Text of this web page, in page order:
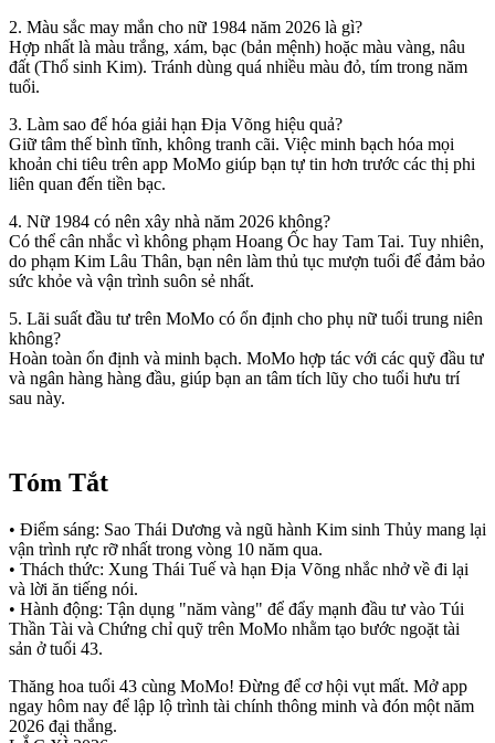
2. Màu sắc may mắn cho nữ 1984 năm 2026 là gì?
Hợp nhất là màu trắng, xám, bạc (bản mệnh) hoặc màu vàng, nâu
đất (Thổ sinh Kim). Tránh dùng quá nhiều màu đỏ, tím trong năm
tuổi.
3. Làm sao để hóa giải hạn Địa Võng hiệu quả?
Giữ tâm thế bình tĩnh, không tranh cãi. Việc minh bạch hóa mọi
khoản chi tiêu trên app MoMo giúp bạn tự tin hơn trước các thị phi
liên quan đến tiền bạc.
4. Nữ 1984 có nên xây nhà năm 2026 không?
Có thể cân nhắc vì không phạm Hoang Ốc hay Tam Tai. Tuy nhiên,
do phạm Kim Lâu Thân, bạn nên làm thủ tục mượn tuổi để đảm bảo
sức khỏe và vận trình suôn sẻ nhất.
5. Lãi suất đầu tư trên MoMo có ổn định cho phụ nữ tuổi trung niên
không?
Hoàn toàn ổn định và minh bạch. MoMo hợp tác với các quỹ đầu tư
và ngân hàng hàng đầu, giúp bạn an tâm tích lũy cho tuổi hưu trí
sau này.
Tóm Tắt
• Điểm sáng: Sao Thái Dương và ngũ hành Kim sinh Thủy mang lại
vận trình rực rỡ nhất trong vòng 10 năm qua.
• Thách thức: Xung Thái Tuế và hạn Địa Võng nhắc nhở về đi lại
và lời ăn tiếng nói.
• Hành động: Tận dụng "năm vàng" để đẩy mạnh đầu tư vào Túi
Thần Tài và Chứng chỉ quỹ trên MoMo nhằm tạo bước ngoặt tài
sản ở tuổi 43.
Thăng hoa tuổi 43 cùng MoMo! Đừng để cơ hội vụt mất. Mở app
ngay hôm nay để lập lộ trình tài chính thông minh và đón một năm
2026 đại thắng.